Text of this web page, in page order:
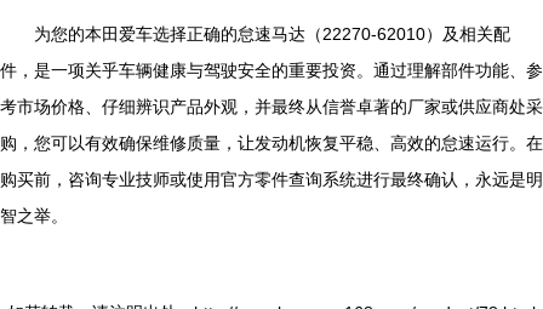
为您的本田爱车选择正确的怠速马达（22270-62010）及相关配
件，是一项关乎车辆健康与驾驶安全的重要投资。通过理解部件功能、参
考市场价格、仔细辨识产品外观，并最终从信誉卓著的厂家或供应商处采
购，您可以有效确保维修质量，让发动机恢复平稳、高效的怠速运行。在
购买前，咨询专业技师或使用官方零件查询系统进行最终确认，永远是明
智之举。